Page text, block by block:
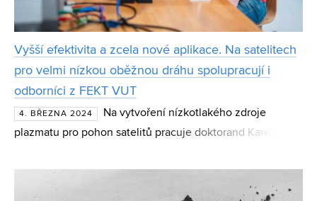
Vyšší efektivita a zcela nové aplikace. Na satelitech
pro velmi nízkou oběžnou dráhu spolupracují i
odborníci z FEKT VUT
4. BŘEZNA 2024
Na vytvoření nízkotlakého zdroje
plazmatu pro pohon satelitů pracuje doktorand Karel Juřík
FEKT VUT. Projekt, na kterém se podílí i několik komerčn